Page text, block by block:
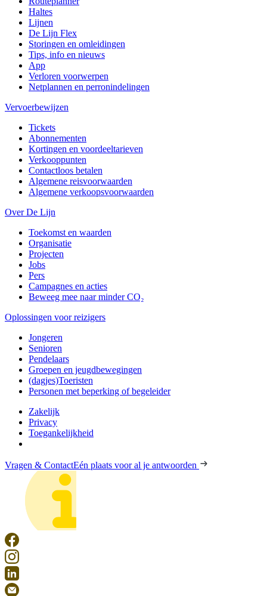
Haltes
Lijnen
De Lijn Flex
Storingen en omleidingen
Tips, info en nieuws
App
Verloren voorwerpen
Netplannen en perronindelingen
Vervoerbewijzen
Tickets
Abonnementen
Kortingen en voordeeltarieven
Verkooppunten
Contactloos betalen
Algemene reisvoorwaarden
Algemene verkoopsvoorwaarden
Over De Lijn
Toekomst en waarden
Organisatie
Projecten
Jobs
Pers
Campagnes en acties
Beweeg mee naar minder CO₂
Oplossingen voor reizigers
Jongeren
Senioren
Pendelaars
Groepen en jeugdbewegingen
(dagjes)Toeristen
Personen met beperking of begeleider
Zakelijk
Privacy
Toegankelijkheid
Vragen & ContactEén plaats voor al je antwoorden